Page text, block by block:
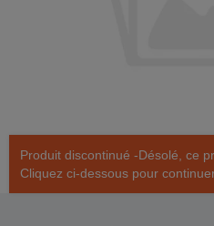
Produit discontinué -Désolé, ce
Cliquez ci-dessous pour